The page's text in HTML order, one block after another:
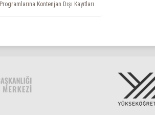
Programlarına Kontenjan Dışı Kayıtları